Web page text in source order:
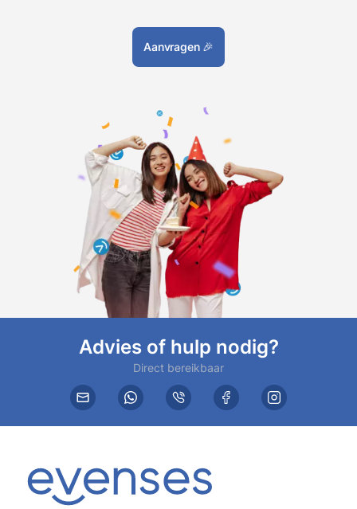
Aanvragen 🎉
Advies of hulp nodig?
Direct bereikbaar